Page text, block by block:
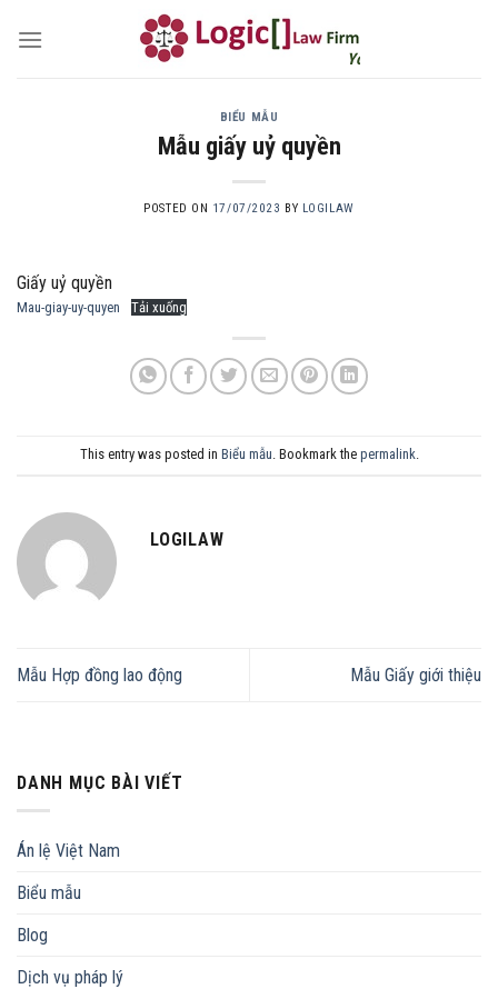
Your own attorney
BIỂU MẪU
Mẫu giấy uỷ quyền
POSTED ON 17/07/2023 BY LOGILAW
Giấy uỷ quyền
Mau-giay-uy-quyen Tải xuống
This entry was posted in Biểu mẫu. Bookmark the permalink.
LOGILAW
Mẫu Hợp đồng lao động Mẫu Giấy giới thiệu
DANH MỤC BÀI VIẾT
Án lệ Việt Nam
Biểu mẫu
Blog
Dịch vụ pháp lý